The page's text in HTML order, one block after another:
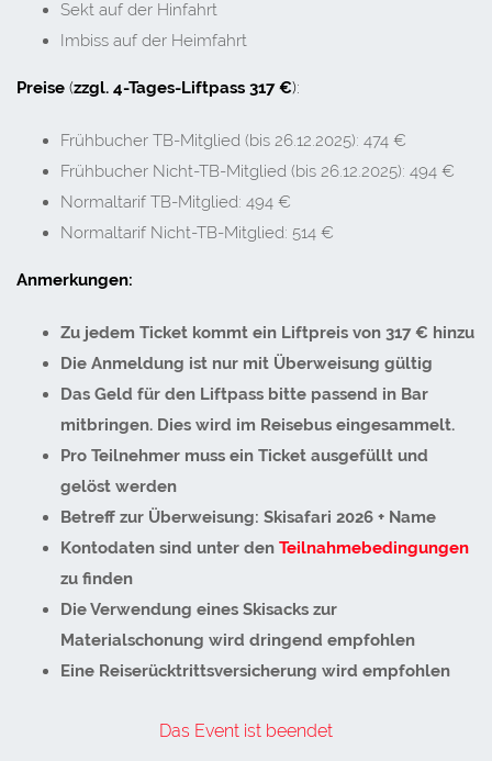
Sekt auf der Hinfahrt
Imbiss auf der Heimfahrt
Preise (zzgl. 4-Tages-Liftpass 317 €):
Frühbucher TB-Mitglied (bis 26.12.2025): 474 €
Frühbucher Nicht-TB-Mitglied (bis 26.12.2025): 494 €
Normaltarif TB-Mitglied: 494 €
Normaltarif Nicht-TB-Mitglied: 514 €
Anmerkungen:
Zu jedem Ticket kommt ein Liftpreis von 317 € hinzu
Die Anmeldung ist nur mit Überweisung gültig
Das Geld für den Liftpass bitte passend in Bar
mitbringen. Dies wird im Reisebus eingesammelt.
Pro Teilnehmer muss ein Ticket ausgefüllt und
gelöst werden
Betreff zur Überweisung: Skisafari 2026 + Name
Kontodaten sind unter den Teilnahmebedingungen
zu finden
Die Verwendung eines Skisacks zur
Materialschonung wird dringend empfohlen
Eine Reiserücktrittsversicherung wird empfohlen
Das Event ist beendet